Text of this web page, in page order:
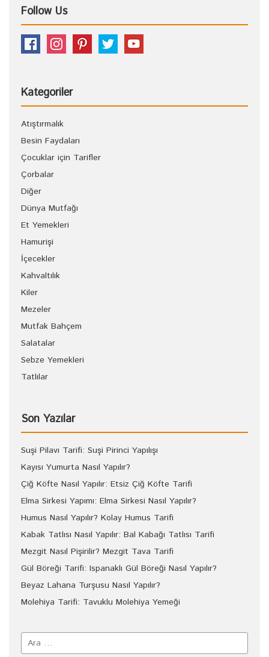
Follow Us
Kategoriler
Atıştırmalık
Besin Faydaları
Çocuklar için Tarifler
Çorbalar
Diğer
Dünya Mutfağı
Et Yemekleri
Hamurişi
İçecekler
Kahvaltılık
Kiler
Mezeler
Mutfak Bahçem
Salatalar
Sebze Yemekleri
Tatlılar
Son Yazılar
Suşi Pilavı Tarifi: Suşi Pirinci Yapılışı
Kayısı Yumurta Nasıl Yapılır?
Çiğ Köfte Nasıl Yapılır: Etsiz Çiğ Köfte Tarifi
Elma Sirkesi Yapımı: Elma Sirkesi Nasıl Yapılır?
Humus Nasıl Yapılır? Kolay Humus Tarifi
Kabak Tatlısı Nasıl Yapılır: Bal Kabağı Tatlısı Tarifi
Mezgit Nasıl Pişirilir? Mezgit Tava Tarifi
Gül Böreği Tarifi: Ispanaklı Gül Böreği Nasıl Yapılır?
Beyaz Lahana Turşusu Nasıl Yapılır?
Molehiya Tarifi: Tavuklu Molehiya Yemeği